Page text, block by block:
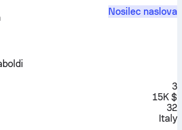
Nosilec naslova
3
15K $
32
Italy